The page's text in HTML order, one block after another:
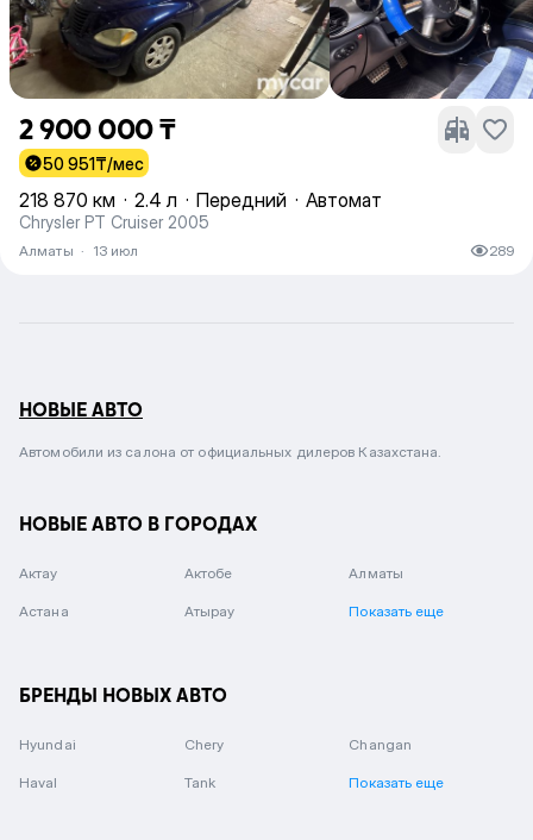
2 900 000 ₸
50 951₸/мес
218 870 км · 2.4 л · Передний · Автомат
Chrysler PT Cruiser 2005
Алматы · 13 июл 289
НОВЫЕ АВТО
Автомобили из салона от официальных дилеров Казахстана.
НОВЫЕ АВТО В ГОРОДАХ
Актау Актобе Алматы
Астана Атырау Показать еще
БРЕНДЫ НОВЫХ АВТО
Hyundai Chery Changan
Haval Tank Показать еще